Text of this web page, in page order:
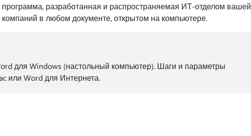
разработанная и распространяемая ИТ-отделом вашей
в любом документе, открытом на компьютере.
для Windows (настольный компьютер). Шаги и параметры
или Word для Интернета.